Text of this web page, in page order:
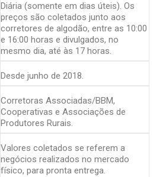
Diária (somente em dias úteis). Os
preços são coletados junto aos
corretores de algodão, entre as 10:00
e 16:00 horas e divulgados, no
mesmo dia, até às 17 horas.
Desde junho de 2018.
Corretoras Associadas/BBM,
Cooperativas e Associações de
Produtores Rurais.
Valores coletados se referem a
negócios realizados no mercado
físico, para pronta entrega.